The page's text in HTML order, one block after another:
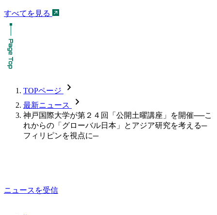
すべてを見る
TOPページ chevron_forward
最新ニュース chevron_forward
神戸国際大学が第２４回「公開土曜講座」を開催──こ
れからの「グローバル日本」とアジア研究を考える─
フィリピンを視点に─
ニュースを受信